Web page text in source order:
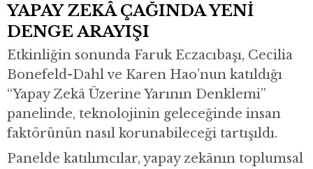
YAPAY ZEKÂ ÇAĞINDA YENİ
DENGE ARAYIŞI
Etkinliğin sonunda Faruk Eczacıbaşı, Cecilia
Bonefeld-Dahl ve Karen Hao’nun katıldığı
“Yapay Zekâ Üzerine Yarının Denklemi”
panelinde, teknolojinin geleceğinde insan
faktörünün nasıl korunabileceği tartışıldı.
Panelde katılımcılar, yapay zekânın toplumsal